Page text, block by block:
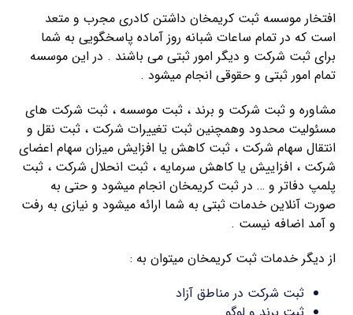
افتخار موسسه ثبت کریمخان داشتن کادری مجرب و متعد
است که در تمام ساعات شبانه روز آماده پاسخگویی به شما
برای ثبت شرکت و دیگر امور ثبتی می باشند . در این موسسه
تمام امور ثبتی و حقوقی انجام میشود .
مشاوره و ثبت شرکت و برند ، ثبت موسسه ، ثبت شرکت های
مسئولیت محدود وهمچنین ثبت تغییرات شرکت ، ثبت نقل و
انتقال سهام شرکت ، ثبت کاهش یا افزایش میزان سهام اعضای
شرکت ، افزاییش یا کاهش سرمایه ، ثبت انحلال شرکت ، ثبت
پلمپ دفاتر و … در ثبت کریمخان انجام میشود و حتی به
صورت آنلاین خدمات ثبتی به شما ارائه میشود و نیازی به رفت
و آمد اضافه نیست .
از دیگر خدمات ثبت کریمخان میتوان به :
ثبت شرکت در مناطق آزاد